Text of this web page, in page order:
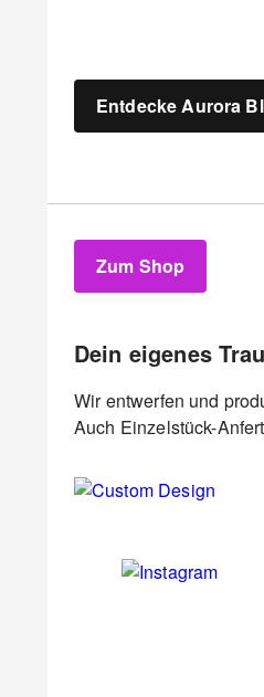
Entdecke Aurora
Zum Shop
Dein eigenes
Wir entwerfen und
Auch Einzelstück-